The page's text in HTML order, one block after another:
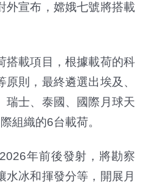
外宣布，嫦娥七號將搭載
載項目，根據載荷的科
則，最終遴選出埃及、
瑞士、泰國、國際月球天
組織的6台載荷。
年前後發射，將勘察
水冰和揮發分等，開展月